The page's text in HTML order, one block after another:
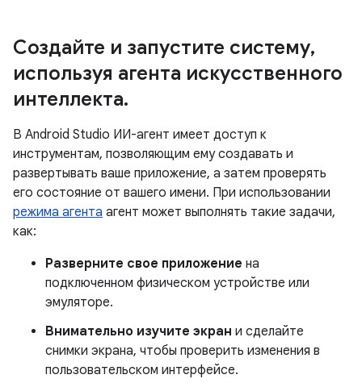
Создайте и запустите систему,
используя агента искусственного
интеллекта.
В Android Studio ИИ-агент имеет доступ к
инструментам, позволяющим ему создавать и
развертывать ваше приложение, а затем проверять
его состояние от вашего имени. При использовании
режима агента агент может выполнять такие задачи,
как:
Разверните свое приложение на
подключенном физическом устройстве или
эмуляторе.
Внимательно изучите экран и сделайте
снимки экрана, чтобы проверить изменения в
пользовательском интерфейсе.